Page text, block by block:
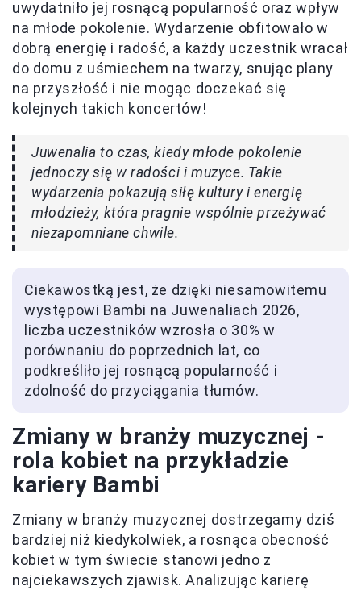
uwydatniło jej rosnącą popularność oraz wpływ
na młode pokolenie. Wydarzenie obfitowało w
dobrą energię i radość, a każdy uczestnik wracał
do domu z uśmiechem na twarzy, snując plany
na przyszłość i nie mogąc doczekać się
kolejnych takich koncertów!
Juwenalia to czas, kiedy młode pokolenie
jednoczy się w radości i muzyce. Takie
wydarzenia pokazują siłę kultury i energię
młodzieży, która pragnie wspólnie przeżywać
niezapomniane chwile.
Ciekawostką jest, że dzięki niesamowitemu
występowi Bambi na Juwenaliach 2026,
liczba uczestników wzrosła o 30% w
porównaniu do poprzednich lat, co
podkreśliło jej rosnącą popularność i
zdolność do przyciągania tłumów.
Zmiany w branży muzycznej -
rola kobiet na przykładzie
kariery Bambi
Zmiany w branży muzycznej dostrzegamy dziś
bardziej niż kiedykolwiek, a rosnąca obecność
kobiet w tym świecie stanowi jedno z
najciekawszych zjawisk. Analizując karierę